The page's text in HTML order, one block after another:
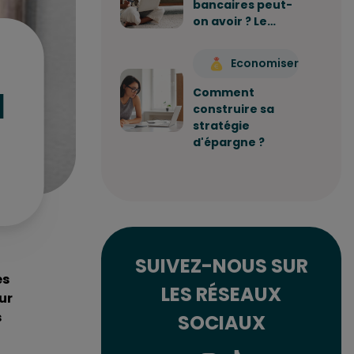
bancaires peut-
on avoir ? Le…
Economiser
Comment
construire sa
stratégie
d'épargne ?
SUIVEZ-NOUS SUR
LES RÉSEAUX
SOCIAUX